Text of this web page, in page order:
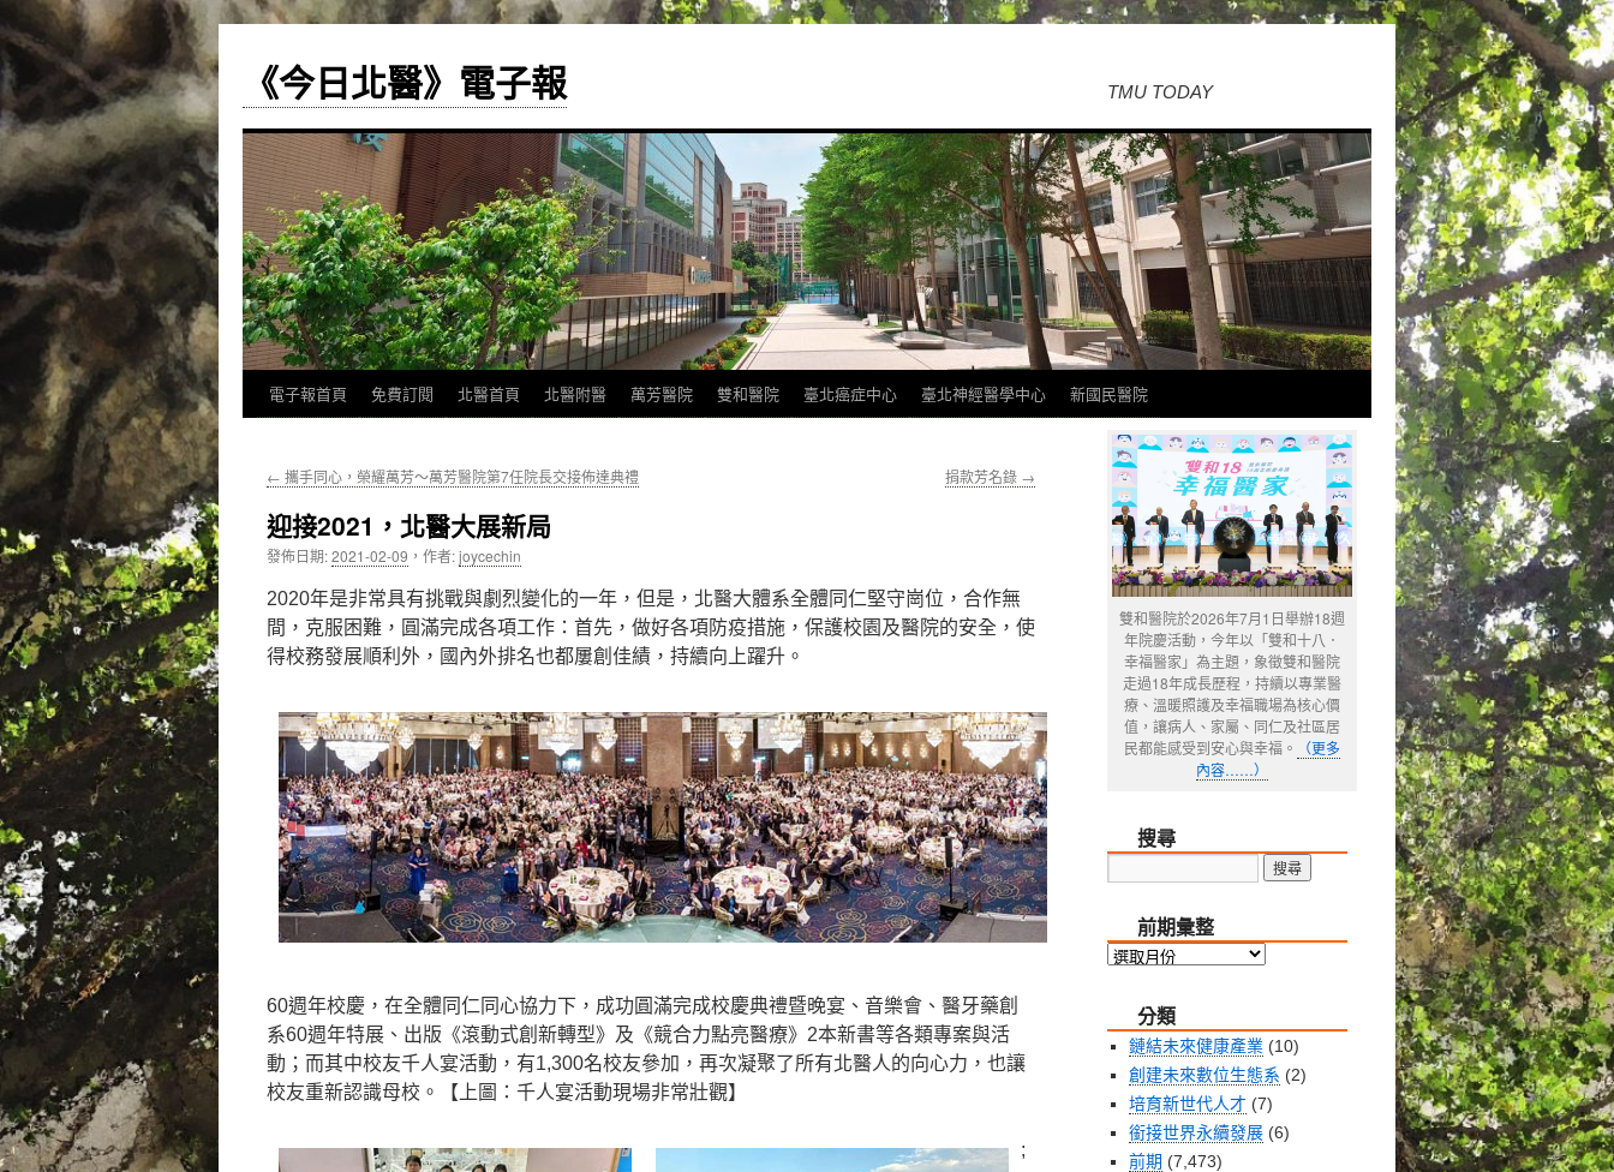
《今日北醫》電子報 TMU TODAY
跳
主
要
容
電子報首頁 免費訂閱 北醫首頁 北醫附醫 萬芳醫院 雙和醫院 臺北癌症中心 臺北神經醫學中心 新國民醫院
← 攜手同心，榮耀萬芳～萬芳醫院第7任院長交接佈達典禮 捐款芳名錄 →
迎接2021，北醫大展新局
發佈日期:2021-02-09 ， 作者:joycechin
2020年是非常具有挑戰與劇烈變化的一年，但是，北醫大體系全體同仁堅守崗位，合作無
間，克服困難，圓滿完成各項工作：首先，做好各項防疫措施，保護校園及醫院的安全，使
得校務發展順利外，國內外排名也都屢創佳績，持續向上躍升。
60週年校慶，在全體同仁同心協力下，成功圓滿完成校慶典禮暨晚宴、音樂會、醫牙藥創
系60週年特展、出版《滾動式創新轉型》及《競合力點亮醫療》2本新書等各類專案與活
動；而其中校友千人宴活動，有1,300名校友參加，再次凝聚了所有北醫人的向心力，也讓
校友重新認識母校。【上圖：千人宴活動現場非常壯觀】
;
雙和醫院於2026年7月1日舉辦18週
年院慶活動，今年以「雙和十八．
幸福醫家」為主題，象徵雙和醫院
走過18年成長歷程，持續以專業醫
療、溫暖照護及幸福職場為核心價
值，讓病人、家屬、同仁及社區居
民都能感受到安心與幸福。
（更多
內容……）
搜尋
前期彙整
前
整
分類
鏈結未來健康產業 (10)
創建未來數位生態系 (2)
培育新世代人才 (7)
銜接世界永續發展 (6)
前期 (7,473)